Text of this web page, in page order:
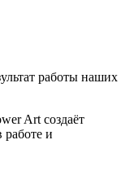
работы наших
Art создаёт
и